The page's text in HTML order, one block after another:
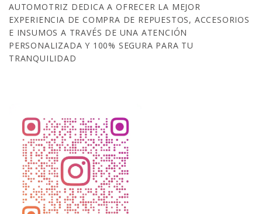
AUTOMOTRIZ DEDICA A OFRECER LA MEJOR
EXPERIENCIA DE COMPRA DE REPUESTOS, ACCESORIOS
E INSUMOS A TRAVÉS DE UNA ATENCIÓN
PERSONALIZADA Y 100% SEGURA PARA TU
TRANQUILIDAD